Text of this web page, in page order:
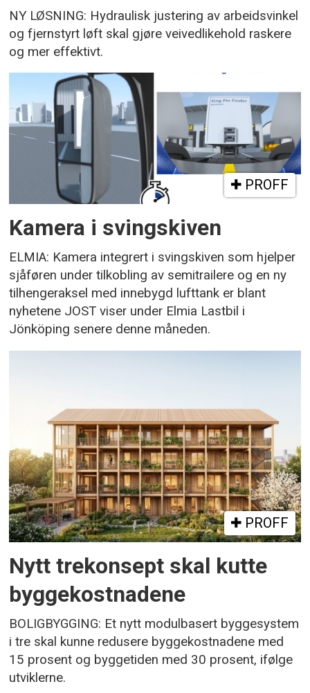
NY LØSNING: Hydraulisk justering av arbeidsvinkel
og fjernstyrt løft skal gjøre veivedlikehold raskere
og mer effektivt.
PROFF
Kamera i svingskiven
ELMIA: Kamera integrert i svingskiven som hjelper
sjåføren under tilkobling av semitrailere og en ny
tilhengeraksel med innebygd lufttank er blant
nyhetene JOST viser under Elmia Lastbil i
Jönköping senere denne måneden.
PROFF
Nytt trekonsept skal kutte
byggekostnadene
BOLIGBYGGING: Et nytt modulbasert byggesystem
i tre skal kunne redusere byggekostnadene med
15 prosent og byggetiden med 30 prosent, ifølge
utviklerne.